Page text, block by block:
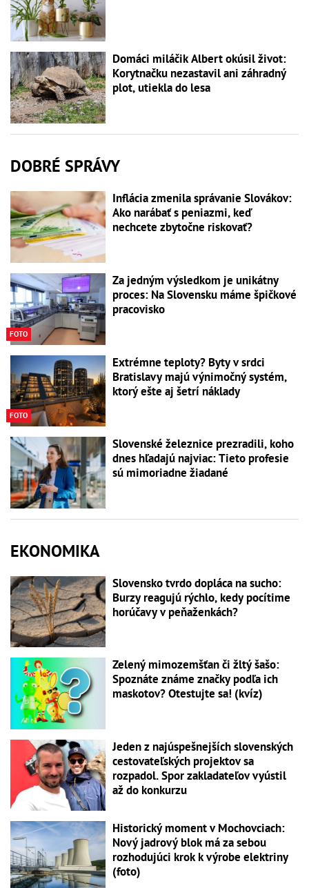
Domáci miláčik Albert okúsil život:
Korytnačku nezastavil ani záhradný
plot, utiekla do lesa
DOBRÉ SPRÁVY
Inflácia zmenila správanie Slovákov:
Ako narábať s peniazmi, keď
nechcete zbytočne riskovať?
FOTO
Za jedným výsledkom je unikátny
proces: Na Slovensku máme špičkové
pracovisko
FOTO
Extrémne teploty? Byty v srdci
Bratislavy majú výnimočný systém,
ktorý ešte aj šetrí náklady
Slovenské železnice prezradili, koho
dnes hľadajú najviac: Tieto profesie
sú mimoriadne žiadané
EKONOMIKA
Slovensko tvrdo dopláca na sucho:
Burzy reagujú rýchlo, kedy pocítime
horúčavy v peňaženkách?
Zelený mimozemšťan či žltý šašo:
Spoznáte známe značky podľa ich
maskotov? Otestujte sa! (kvíz)
Jeden z najúspešnejších slovenských
cestovateľských projektov sa
rozpadol. Spor zakladateľov vyústil
až do konkurzu
Historický moment v Mochovciach:
Nový jadrový blok má za sebou
rozhodujúci krok k výrobe elektriny
(foto)